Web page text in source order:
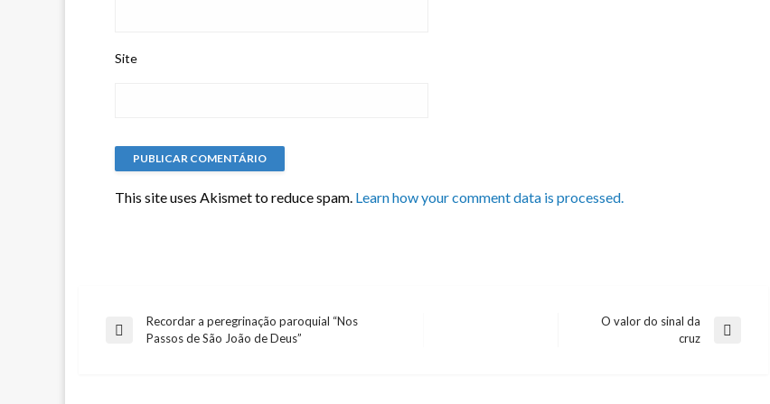
Site
This site uses Akismet to reduce spam. Learn how your comment data is processed.
Navegação
Previous
Recordar a peregrinação paroquial “Nos
Passos de São João de Deus”
O valor do sinal da
cruz